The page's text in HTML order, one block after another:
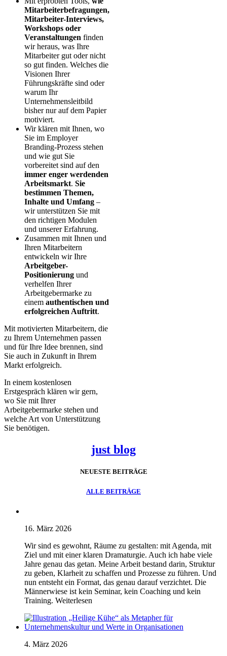
Mitarbeiterbefragungen,
Mitarbeiter-Interviews,
Workshops oder
Veranstaltungen finden
wir heraus, was Ihre
Mitarbeiter gut oder nicht
so gut finden. Welches die
Visionen Ihrer
Führungskräfte sind oder
warum Ihr
Unternehmensleitbild
bisher nur auf dem Papier
motiviert.
Wir klären mit Ihnen, wo
Sie im Employer
Branding-Prozess stehen
und wie gut Sie
vorbereitet sind auf den
immer enger werdenden
Arbeitsmarkt. Sie
bestimmen Themen,
Inhalte und Umfang –
wir unterstützen Sie mit
den richtigen Modulen
und unserer Erfahrung.
Zusammen mit Ihnen und
Ihren Mitarbeitern
entwickeln wir Ihre
Arbeitgeber-
Positionierung und
verhelfen Ihrer
Arbeitgebermarke zu
einem authentischen und
erfolgreichen Auftritt.
Mit motivierten Mitarbeitern, die
zu Ihrem Unternehmen passen
und für Ihre Idee brennen, sind
Sie auch in Zukunft in Ihrem
Markt erfolgreich.
In einem kostenlosen
Erstgespräch klären wir gern,
wo Sie mit Ihrer
Arbeitgebermarke stehen und
welche Art von Unterstützung
Sie benötigen.
just blog
NEUESTE BEITRÄGE
ALLE BEITRÄGE
16. März 2026
Wir sind es gewohnt, Räume zu gestalten: mit Agenda, mit
Ziel und mit einer klaren Dramaturgie. Auch ich habe viele
Jahre genau das getan. Meine Arbeit bestand darin, Struktur
zu geben, Klarheit zu schaffen und Prozesse zu führen. Und
nun entsteht ein Format, das genau darauf verzichtet. Die
Männerwiese ist kein Seminar, kein Coaching und kein
Training. Weiterlesen
4. März 2026